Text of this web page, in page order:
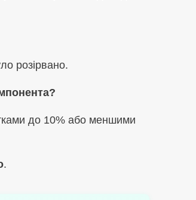
розірвано.
до 10% або меншими
.